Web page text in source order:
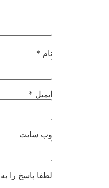
نام *
ایمیل *
وب‌ سایت
لطفا پاسخ را